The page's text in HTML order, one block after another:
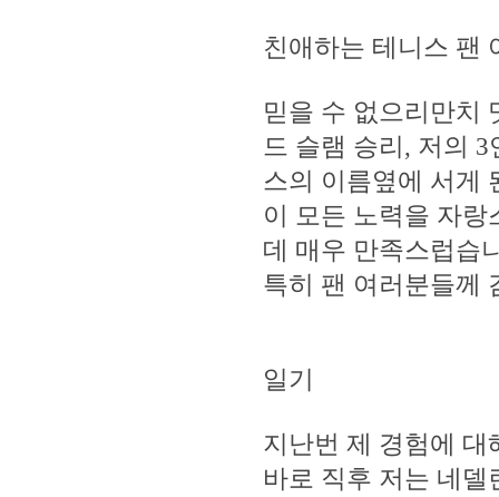
친애하는 테니스 팬
믿을 수 없으리만치
드 슬램 승리, 저의
스의 이름옆에 서게
이 모든 노력을 자
데 매우 만족스럽습
특히 팬 여러분들께
일기
지난번 제 경험에 대
바로 직후 저는 네